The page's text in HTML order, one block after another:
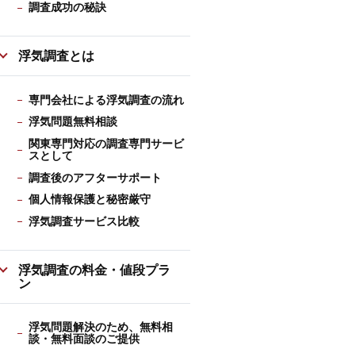
調査成功の秘訣
浮気調査とは
専門会社による浮気調査の流れ
浮気問題無料相談
関東専門対応の調査専門サービ
スとして
調査後のアフターサポート
個人情報保護と秘密厳守
浮気調査サービス比較
浮気調査の料金・値段プラ
ン
浮気問題解決のため、無料相
談・無料面談のご提供